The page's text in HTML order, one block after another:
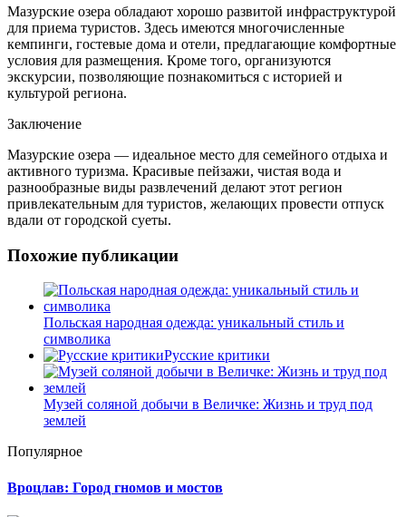
Мазурские озера обладают хорошо развитой инфраструктурой
для приема туристов. Здесь имеются многочисленные
кемпинги, гостевые дома и отели, предлагающие комфортные
условия для размещения. Кроме того, организуются
экскурсии, позволяющие познакомиться с историей и
культурой региона.
Заключение
Мазурские озера — идеальное место для семейного отдыха и
активного туризма. Красивые пейзажи, чистая вода и
разнообразные виды развлечений делают этот регион
привлекательным для туристов, желающих провести отпуск
вдали от городской суеты.
Похожие публикации
Польская народная одежда: уникальный стиль и
символика
Русские критики
Музей соляной добычи в Величке: Жизнь и труд под
землей
Популярное
Вроцлав: Город гномов и мостов